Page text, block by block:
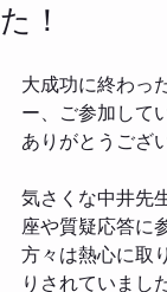
た！
大成功に終わっ
ー、ご参加して
ありがとうござ
気さくな中井先
座や質疑応答に
方々は熱心に取
りされていました